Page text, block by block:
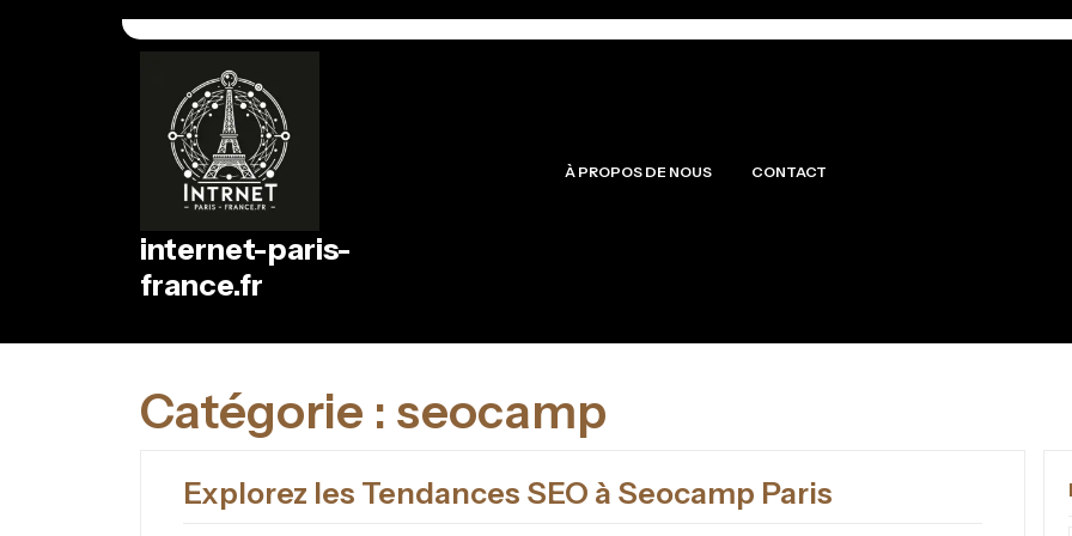
internet-paris-
france.fr
À PROPOS DE NOUS CONTACT
Catégorie : seocamp
Explorez les Tendances SEO à Seocamp Paris